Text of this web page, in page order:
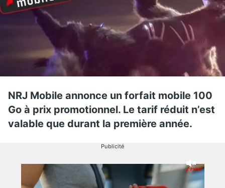
NRJ Mobile annonce un forfait mobile 100
Go à prix promotionnel. Le tarif réduit n’est
valable que durant la première année.
Publicité